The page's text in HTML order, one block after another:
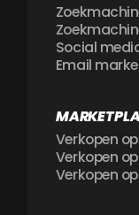
Social
Email
Verkopen
Verkopen
Verkopen